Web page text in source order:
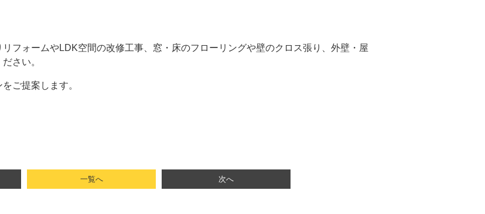
フォームやLDK空間の改修工事、窓・床のフローリングや壁のクロス張り、外壁・屋
さい。
ご提案します。
一覧へ 次へ